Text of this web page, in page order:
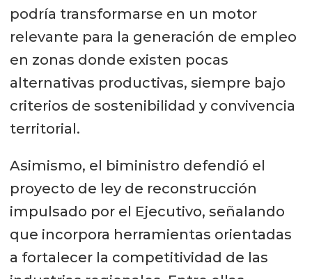
podría transformarse en un motor
relevante para la generación de empleo
en zonas donde existen pocas
alternativas productivas, siempre bajo
criterios de sostenibilidad y convivencia
territorial.
Asimismo, el biministro defendió el
proyecto de ley de reconstrucción
impulsado por el Ejecutivo, señalando
que incorpora herramientas orientadas
a fortalecer la competitividad de las